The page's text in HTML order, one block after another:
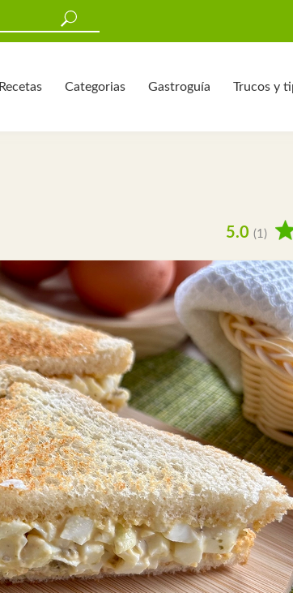
Recetas Categorias Gastroguía Trucos y
5.0 (1)